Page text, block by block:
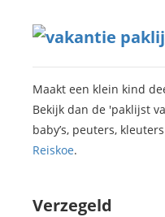
Maakt een klein kind
Bekijk dan de 'paklijst
baby’s, peuters,
Reiskoe.
Verzegeld